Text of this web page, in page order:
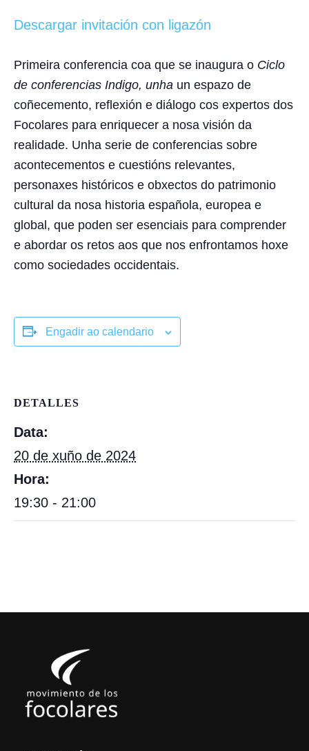
Descargar invitación con ligazón
Primeira conferencia coa que se inaugura o Ciclo
de conferencias Indigo, unha un espazo de
coñecemento, reflexión e diálogo cos expertos dos
Focolares para enriquecer a nosa visión da
realidade. Unha serie de conferencias sobre
acontecementos e cuestións relevantes,
personaxes históricos e obxectos do patrimonio
cultural da nosa historia española, europea e
global, que poden ser esenciais para comprender
e abordar os retos aos que nos enfrontamos hoxe
como sociedades occidentais.
Engadir ao calendario
DETALLES
Data:
20 de xuño de 2024
Hora:
19:30 - 21:00